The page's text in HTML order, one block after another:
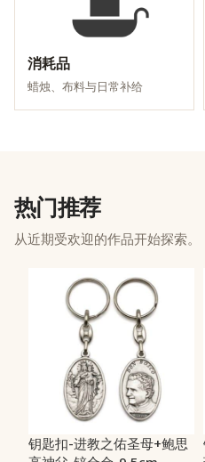
消耗品
蜡烛、布料与日常补给
热门推荐
从近期受欢迎的作品开始探索。
钥匙扣-进教之佑圣母+鲍思